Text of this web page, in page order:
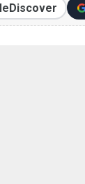
Discover